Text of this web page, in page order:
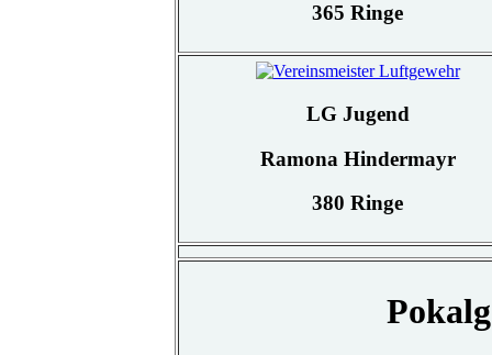
365 Ringe
LG Jugend
Ramona Hindermayr
380 Ringe